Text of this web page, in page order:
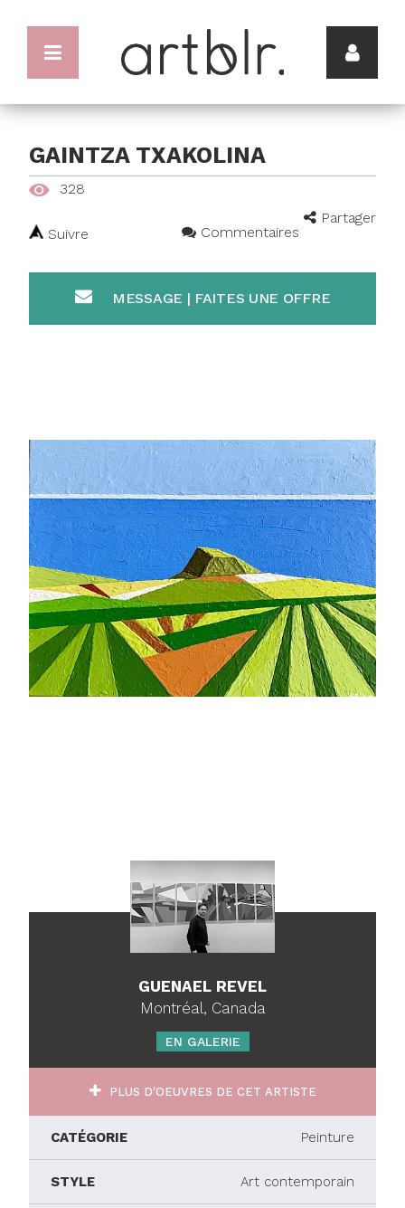
GAINTZA TXAKOLINA
328
Partager
Suivre
Commentaires
MESSAGE | FAITES UNE OFFRE
GUENAEL REVEL
Montréal, Canada
EN GALERIE
PLUS D'OEUVRES DE CET ARTISTE
CATÉGORIE Peinture
STYLE Art contemporain